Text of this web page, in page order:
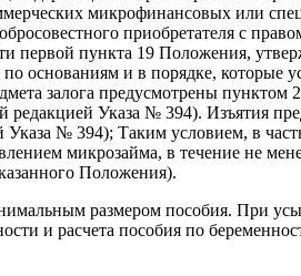
микрофинансовых или
приобретателя с
первой пункта 19 Положения,
по основаниям и в порядке, которые
залога предусмотрены пунктом
Указа № 394). Изъятия
№ 394); Таким условием, в
микрозайма, в течение не
Положения).
размером пособия. При
и расчета пособия по